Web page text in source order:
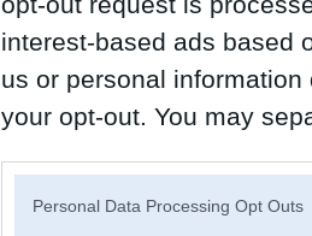
interest-based ads based
us or personal
your opt-out. You may
Personal Data Processing Opt Outs